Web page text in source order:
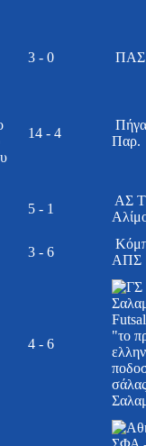
3 - 0 ΠΑΣ
14 - 4
Παρ.
5 - 1
ΑΣ
3 - 6
ΑΠΣ
4 - 6